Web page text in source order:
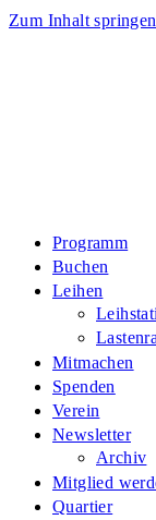
Zum Inhalt springen
Programm
Buchen
Leihen
Mitmachen
Spenden
Verein
Newsletter
Archiv
Mitglied
Quartier